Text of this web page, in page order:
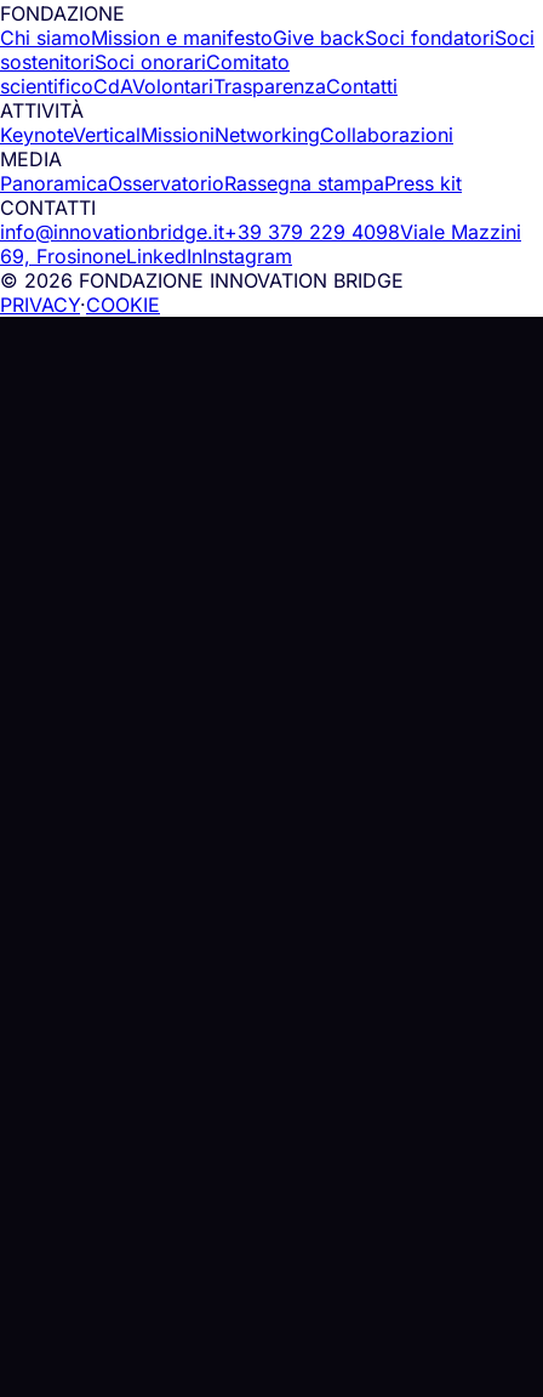
FONDAZIONE
Chi siamoMission e manifestoGive backSoci fondatoriSoci
sostenitoriSoci onorariComitato
scientificoCdAVolontariTrasparenzaContatti
ATTIVITÀ
KeynoteVerticalMissioniNetworkingCollaborazioni
MEDIA
PanoramicaOsservatorioRassegna stampaPress kit
CONTATTI
info@innovationbridge.it+39 379 229 4098Viale Mazzini
69, FrosinoneLinkedInInstagram
© 2026 FONDAZIONE INNOVATION BRIDGE
PRIVACY·COOKIE